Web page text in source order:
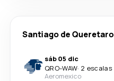
Santiago de Queretaro
sáb 05 dic
QRO-WAW· 2 escalas
Aeromexico